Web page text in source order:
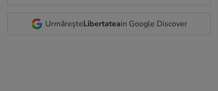
UrmăreșteLibertateain Google Discover